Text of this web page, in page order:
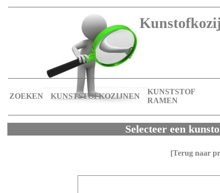
ZOEKEN KUNSTSTOFKOZIJNEN
KUNSTSTOF
RAMEN
Selecteer een
[Terug naar